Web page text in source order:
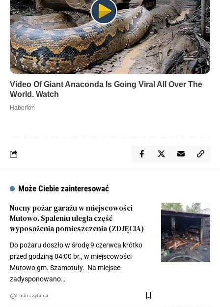
Może Ciebie zainteresować
Nocny pożar garażu w miejscowości
Mutowo. Spaleniu uległa część
wyposażenia pomieszczenia (ZDJĘCIA)
Do pożaru doszło w środę 9 czerwca krótko
przed godziną 04:00 br., w miejscowości
Mutowo gm. Szamotuły. Na miejsce
zadysponowano…
1 min czytania